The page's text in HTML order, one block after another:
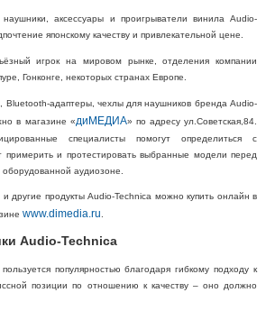
аксессуары и проигрыватели винила Audio-
японскому качеству и привлекательной цене.
игрок на мировом рынке, отделения компании
Гонконге, некоторых странах Европе.
Bluetooth-адаптеры, чехлы для наушников бренда Audio-
в магазине «диМЕДИА» по адресу ул.Советская,84.
специалисты помогут определиться с
и протестировать выбранные модели перед
оборудованной аудиозоне.
другие продукты Audio-Technica можно купить онлайн в
www.dimedia.ru.
Audio-Technica
популярностью благодаря гибкому подходу к
позиции по отношению к качеству – оно должно